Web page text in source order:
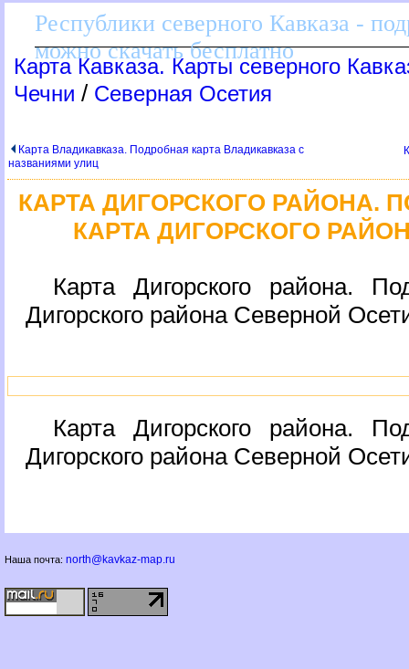
Республики северного Кавказа -
можно скачать бесплатно
Карта Кавказа. Карты северного
Чечни / Северная Осетия
Карта Владикавказа. Подробная карта Владикавказа с
названиями улиц
КАРТА ДИГОРСКОГО РАЙОНА.
КАРТА ДИГОРСКОГО
Карта Дигорского района.
Дигорского района Северной
Карта Дигорского района.
Дигорского района Северной
Наша почта: north@kavkaz-map.ru